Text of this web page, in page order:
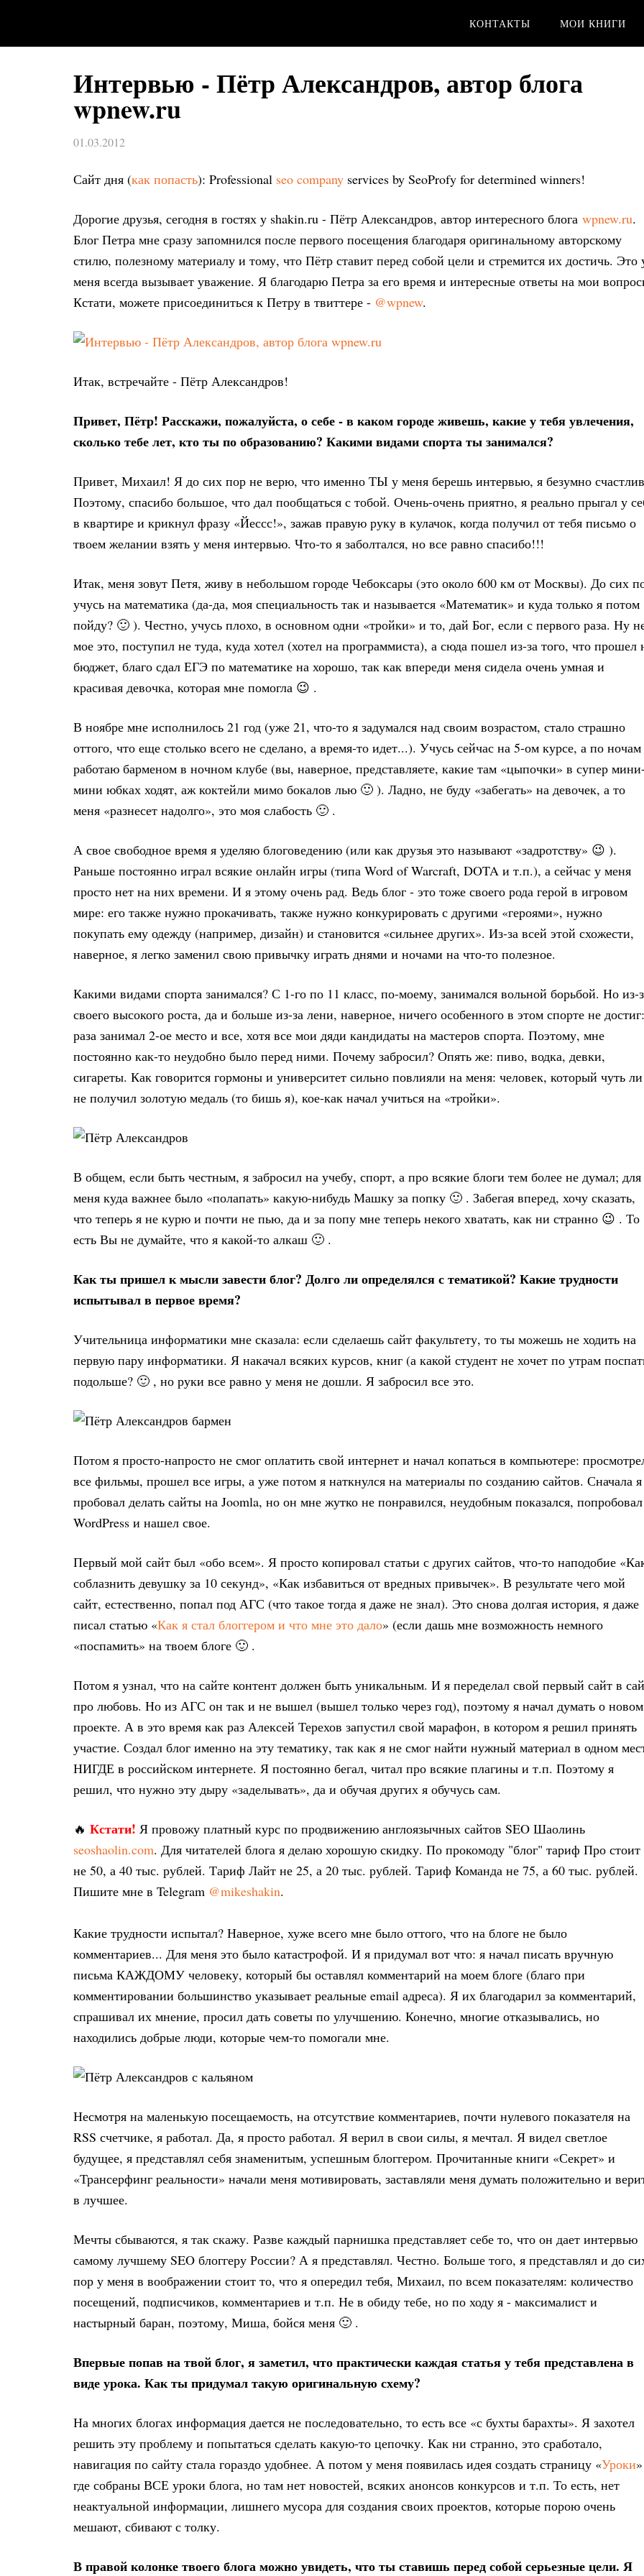
КОНТАКТЫ МОИ КНИГИ
Интервью - Пётр Александров, автор блога
wpnew.ru
01.03.2012
Сайт дня (как попасть): Professional seo company services by SeoProfy for determined winners!
Дорогие друзья, сегодня в гостях у shakin.ru - Пётр Александров, автор интересного блога wpnew.ru.
Блог Петра мне сразу запомнился после первого посещения благодаря оригинальному авторскому
стилю, полезному материалу и тому, что Пётр ставит перед собой цели и стремится их достичь. Это
меня всегда вызывает уважение. Я благодарю Петра за его время и интересные ответы на мои
Кстати, можете присоединиться к Петру в твиттере - @wpnew.
Итак, встречайте - Пётр Александров!
Привет, Пётр! Расскажи, пожалуйста, о себе - в каком городе живешь, какие у тебя увлечения,
сколько тебе лет, кто ты по образованию? Какими видами спорта ты занимался?
Привет, Михаил! Я до сих пор не верю, что именно ТЫ у меня берешь интервью, я безумно
Поэтому, спасибо большое, что дал пообщаться с тобой. Очень-очень приятно, я реально прыгал у
в квартире и крикнул фразу «Йессс!», зажав правую руку в кулачок, когда получил от тебя письмо о
твоем желании взять у меня интервью. Что-то я заболтался, но все равно спасибо!!!
Итак, меня зовут Петя, живу в небольшом городе Чебоксары (это около 600 км от Москвы). До сих
учусь на математика (да-да, моя специальность так и называется «Математик» и куда только я потом
пойду? 🙂 ). Честно, учусь плохо, в основном одни «тройки» и то, дай Бог, если с первого раза. Ну
мое это, поступил не туда, куда хотел (хотел на программиста), а сюда пошел из-за того, что прошел
бюджет, благо сдал ЕГЭ по математике на хорошо, так как впереди меня сидела очень умная и
красивая девочка, которая мне помогла 😉 .
В ноябре мне исполнилось 21 год (уже 21, что-то я задумался над своим возрастом, стало страшно
оттого, что еще столько всего не сделано, а время-то идет...). Учусь сейчас на 5-ом курсе, а по ночам
работаю барменом в ночном клубе (вы, наверное, представляете, какие там «цыпочки» в супер
мини юбках ходят, аж коктейли мимо бокалов лью 🙂 ). Ладно, не буду «забегать» на девочек, а то
меня «разнесет надолго», это моя слабость 🙂 .
А свое свободное время я уделяю блоговедению (или как друзья это называют «задротству» 😉 ).
Раньше постоянно играл всякие онлайн игры (типа Word of Warcraft, DOTA и т.п.), а сейчас у меня
просто нет на них времени. И я этому очень рад. Ведь блог - это тоже своего рода герой в игровом
мире: его также нужно прокачивать, также нужно конкурировать с другими «героями», нужно
покупать ему одежду (например, дизайн) и становится «сильнее других». Из-за всей этой схожести,
наверное, я легко заменил свою привычку играть днями и ночами на что-то полезное.
Какими видами спорта занимался? С 1-го по 11 класс, по-моему, занимался вольной борьбой. Но из-
своего высокого роста, да и больше из-за лени, наверное, ничего особенного в этом спорте не
раза занимал 2-ое место и все, хотя все мои дяди кандидаты на мастеров спорта. Поэтому, мне
постоянно как-то неудобно было перед ними. Почему забросил? Опять же: пиво, водка, девки,
сигареты. Как говорится гормоны и университет сильно повлияли на меня: человек, который чуть ли
не получил золотую медаль (то бишь я), кое-как начал учиться на «тройки».
В общем, если быть честным, я забросил на учебу, спорт, а про всякие блоги тем более не думал; для
меня куда важнее было «полапать» какую-нибудь Машку за попку 🙂 . Забегая вперед, хочу сказать,
что теперь я не курю и почти не пью, да и за попу мне теперь некого хватать, как ни странно 😉 . То
есть Вы не думайте, что я какой-то алкаш 🙂 .
Как ты пришел к мысли завести блог? Долго ли определялся с тематикой? Какие трудности
испытывал в первое время?
Учительница информатики мне сказала: если сделаешь сайт факультету, то ты можешь не ходить на
первую пару информатики. Я накачал всяких курсов, книг (а какой студент не хочет по утрам
подольше? 🙂 , но руки все равно у меня не дошли. Я забросил все это.
Потом я просто-напросто не смог оплатить свой интернет и начал копаться в компьютере:
все фильмы, прошел все игры, а уже потом я наткнулся на материалы по созданию сайтов. Сначала я
пробовал делать сайты на Joomla, но он мне жутко не понравился, неудобным показался, попробовал
WordPress и нашел свое.
Первый мой сайт был «обо всем». Я просто копировал статьи с других сайтов, что-то наподобие
соблазнить девушку за 10 секунд», «Как избавиться от вредных привычек». В результате чего мой
сайт, естественно, попал под АГС (что такое тогда я даже не знал). Это снова долгая история, я даже
писал статью «Как я стал блоггером и что мне это дало» (если дашь мне возможность немного
«поспамить» на твоем блоге 🙂 .
Потом я узнал, что на сайте контент должен быть уникальным. И я переделал свой первый сайт в
про любовь. Но из АГС он так и не вышел (вышел только через год), поэтому я начал думать о новом
проекте. А в это время как раз Алексей Терехов запустил свой марафон, в котором я решил принять
участие. Создал блог именно на эту тематику, так как я не смог найти нужный материал в одном
НИГДЕ в российском интернете. Я постоянно бегал, читал про всякие плагины и т.п. Поэтому я
решил, что нужно эту дыру «заделывать», да и обучая других я обучусь сам.
🔥 Кстати! Я провожу платный курс по продвижению англоязычных сайтов SEO Шаолинь
seoshaolin.com. Для читателей блога я делаю хорошую скидку. По прокомоду "блог" тариф Про стоит
не 50, а 40 тыс. рублей. Тариф Лайт не 25, а 20 тыс. рублей. Тариф Команда не 75, а 60 тыс. рублей.
Пишите мне в Telegram @mikeshakin.
Какие трудности испытал? Наверное, хуже всего мне было оттого, что на блоге не было
комментариев... Для меня это было катастрофой. И я придумал вот что: я начал писать вручную
письма КАЖДОМУ человеку, который бы оставлял комментарий на моем блоге (благо при
комментировании большинство указывает реальные email адреса). Я их благодарил за комментарий,
спрашивал их мнение, просил дать советы по улучшению. Конечно, многие отказывались, но
находились добрые люди, которые чем-то помогали мне.
Несмотря на маленькую посещаемость, на отсутствие комментариев, почти нулевого показателя на
RSS счетчике, я работал. Да, я просто работал. Я верил в свои силы, я мечтал. Я видел светлое
будущее, я представлял себя знаменитым, успешным блоггером. Прочитанные книги «Секрет» и
«Трансерфинг реальности» начали меня мотивировать, заставляли меня думать положительно и
в лучшее.
Мечты сбываются, я так скажу. Разве каждый парнишка представляет себе то, что он дает интервью
самому лучшему SEO блоггеру России? А я представлял. Честно. Больше того, я представлял и до
пор у меня в воображении стоит то, что я опередил тебя, Михаил, по всем показателям: количество
посещений, подписчиков, комментариев и т.п. Не в обиду тебе, но по ходу я - максималист и
настырный баран, поэтому, Миша, бойся меня 🙂 .
Впервые попав на твой блог, я заметил, что практически каждая статья у тебя представлена в
виде урока. Как ты придумал такую оригинальную схему?
На многих блогах информация дается не последовательно, то есть все «с бухты барахты». Я захотел
решить эту проблему и попытаться сделать какую-то цепочку. Как ни странно, это сработало,
навигация по сайту стала гораздо удобнее. А потом у меня появилась идея создать страницу «Уроки
где собраны ВСЕ уроки блога, но там нет новостей, всяких анонсов конкурсов и т.п. То есть, нет
неактуальной информации, лишнего мусора для создания своих проектов, которые порою очень
мешают, сбивают с толку.
В правой колонке твоего блога можно увидеть, что ты ставишь перед собой серьезные цели. Я